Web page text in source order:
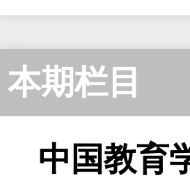
本期栏目
中国教育